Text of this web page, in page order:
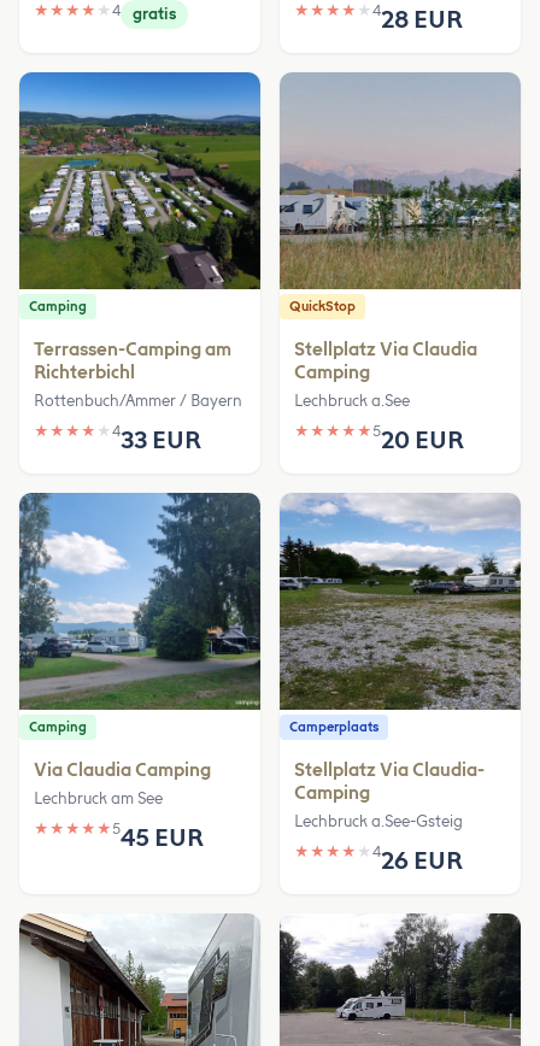
★ ★ ★ ★ ★ 4 gratis ★ ★ ★ ★ ★ 428 EUR
Camping
Terrassen-Camping am
Richterbichl
Rottenbuch/Ammer / Bayern
★ ★ ★ ★ ★ 433 EUR
QuickStop
Stellplatz Via Claudia
Camping
Lechbruck a.See
★ ★ ★ ★ ★520 EUR
Camping
Via Claudia Camping
Lechbruck am See
★ ★ ★ ★ ★545 EUR
Camperplaats
Stellplatz Via Claudia-
Camping
Lechbruck a.See-Gsteig
★ ★ ★ ★ ★ 426 EUR